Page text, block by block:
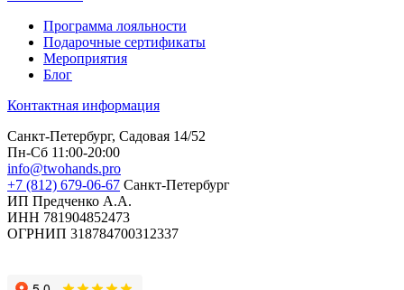
Программа лояльности
Подарочные сертификаты
Мероприятия
Блог
Контактная информация
Санкт-Петербург, Садовая 14/52
Пн-Сб 11:00-20:00
info@twohands.pro
+7 (812) 679-06-67 Санкт-Петербург
ИП Предченко А.А.
ИНН 781904852473
ОГРНИП 318784700312337